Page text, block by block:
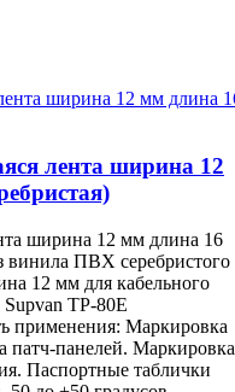
лента ширина 12
ширина 12 мм длина 16
винила ПВХ серебристого
12 мм для кабельного
TP-80E
применения: Маркировка
патч-панелей. Маркировка
Паспортные таблички